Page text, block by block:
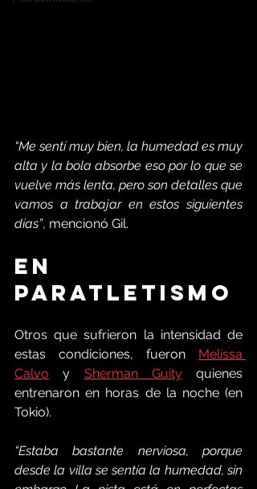
“Me sentí muy bien, la humedad es muy
alta y la bola absorbe eso por lo que se
vuelve más lenta, pero son detalles que
vamos a trabajar en estos siguientes
días”, mencionó Gil.
En
Paratletismo
Otros que sufrieron la intensidad de
estas condiciones, fueron Melissa
Calvo y Sherman Guity quienes
entrenaron en horas de la noche (en
Tokio).
“Estaba bastante nerviosa, porque
desde la villa se sentía la humedad, sin